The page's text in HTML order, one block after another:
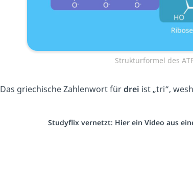
Strukturformel des
Das griechische Zahlenwort fürdrei ist „tri“,
Studyflix vernetzt: Hier ein Video aus